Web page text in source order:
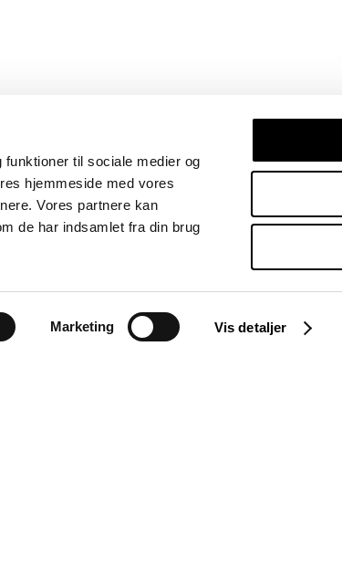
til sociale medier og
hjemmeside med vores
Vores partnere kan
de har indsamlet fra din brug
Marketing Vis detaljer